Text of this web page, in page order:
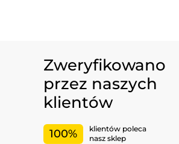
Zweryfikowano
przez naszych
klientów
100%
klientów poleca
nasz sklep